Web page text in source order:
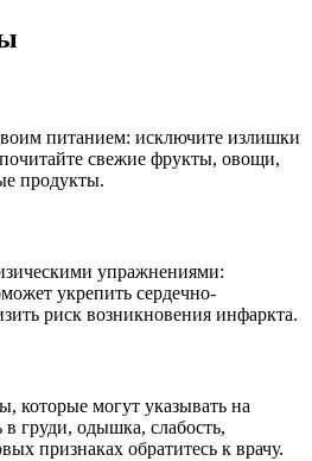
питанием: исключите излишки
свежие фрукты, овощи,
продукты.
упражнениями:
укрепить сердечно-
риск возникновения инфаркта.
которые могут указывать на
груди, одышка, слабость,
признаках обратитесь к врачу.